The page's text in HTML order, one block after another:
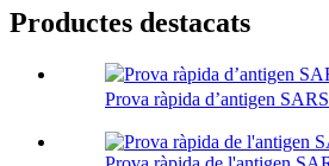
Productes destacats
Prova ràpida d’antigen